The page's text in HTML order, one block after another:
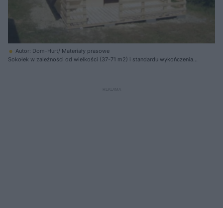
Autor: Dom-Hurt/ Materiały prasowe
Sokołek w zależności od wielkości (37-71 m2) i standardu wykończenia